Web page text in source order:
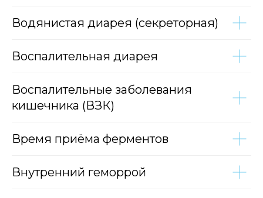
Водянистая диарея (секреторная)
Воспалительная диарея
Воспалительные заболевания
кишечника (ВЗК)
Время приёма ферментов
Внутренний геморрой